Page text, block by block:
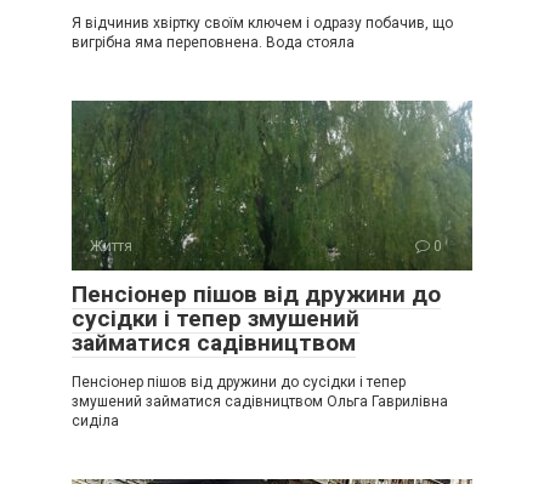
Я відчинив хвіртку своїм ключем і одразу побачив, що
вигрібна яма переповнена. Вода стояла
Життя 0
Пенсіонер пішов від дружини до
сусідки і тепер змушений
займатися садівництвом
Пенсіонер пішов від дружини до сусідки і тепер
змушений займатися садівництвом Ольга Гаврилівна
сиділа